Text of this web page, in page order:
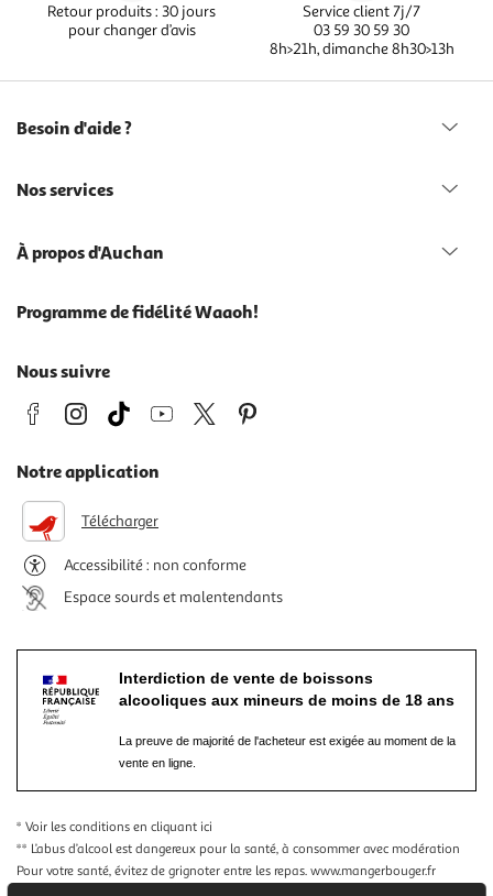
Retour produits : 30 jours
pour changer d’avis
Service client 7j/7
03 59 30 59 30
8h>21h, dimanche 8h30>13h
Besoin d'aide ?
Nos services
À propos d'Auchan
Programme de fidélité Waaoh!
Nous suivre
Notre application
Télécharger
Accessibilité : non conforme
Espace sourds et malentendants
Interdiction de vente de boissons
alcooliques aux mineurs de moins de 18 ans
La preuve de majorité de l'acheteur est exigée au moment de la
vente en ligne.
* Voir les conditions en cliquant ici
** L’abus d’alcool est dangereux pour la santé, à consommer avec modération
Pour votre santé, évitez de grignoter entre les repas. www.mangerbouger.fr